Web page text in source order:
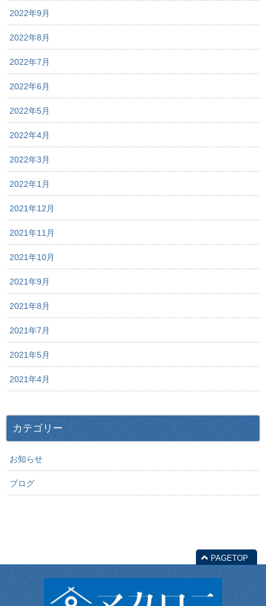
2022年9月
2022年8月
2022年7月
2022年6月
2022年5月
2022年4月
2022年3月
2022年1月
2021年12月
2021年11月
2021年10月
2021年9月
2021年8月
2021年7月
2021年5月
2021年4月
カテゴリー
お知らせ
ブログ
PAGETOP